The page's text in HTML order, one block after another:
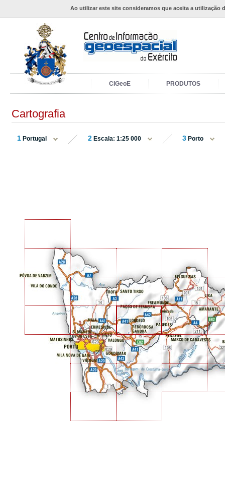
Ao utilizar este site consideramos que aceita a utilização
CIGeoE PRODUTOS
Cartografia
1 Portugal 2 Escala: 1:25 000 3 Porto